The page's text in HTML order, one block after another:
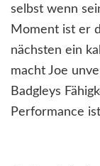
selbst wenn
Moment ist er
nächsten ein
macht Joe
Badgleys
Performance